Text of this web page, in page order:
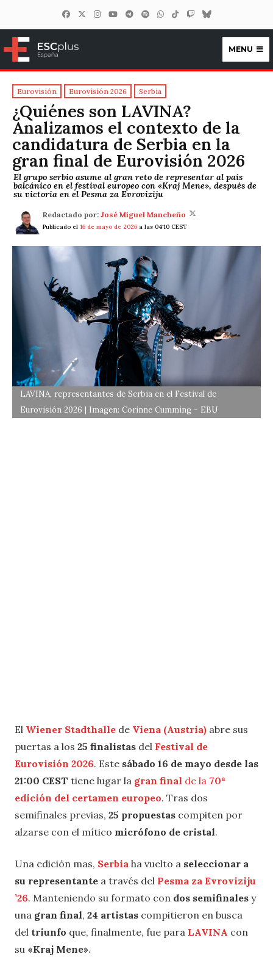
ESCplus España
MENU
Eurovisión Eurovisión 2026 Serbia
¿Quiénes son LAVINA?
Analizamos el contexto de la
candidatura de Serbia en la
gran final de Eurovisión 2026
El grupo serbio asume al gran reto de representar al país
balcánico en el festival europeo con «Kraj Mene», después de
su victoria en el Pesma za Evroviziju
Redactado por: José Miguel Mancheño
Publicado el 16 de mayo de 2026 a las 04:10 CEST
LAVINA, representantes de Serbia en el Festival de
Eurovisión 2026 | Imagen: Corinne Cumming - EBU
El Wiener Stadthalle de Viena (Austria) abre sus
puertas a los 25 finalistas del Festival de
Eurovisión 2026. Este sábado 16 de mayo desde las
21:00 CEST tiene lugar la gran final de la 70ª
edición del certamen europeo. Tras dos
semifinales previas, 25 propuestas compiten por
alzarse con el mítico micrófono de cristal.
Una edición mas, Serbia ha vuelto a seleccionar a
su representante a través del Pesma za Evroviziju
’26. Manteniendo su formato con dos semifinales y
una gran final, 24 artistas compitieron en busca
del triunfo que, finalmente, fue para LAVINA con
su «Kraj Mene».